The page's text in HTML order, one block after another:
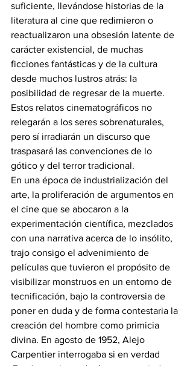
suficiente, llevándose historias de la
literatura al cine que redimieron o
reactualizaron una obsesión latente de
carácter existencial, de muchas
ficciones fantásticas y de la cultura
desde muchos lustros atrás: la
posibilidad de regresar de la muerte.
Estos relatos cinematográficos no
relegarán a los seres sobrenaturales,
pero sí irradiarán un discurso que
traspasará las convenciones de lo
gótico y del terror tradicional.
En una época de industrialización del
arte, la proliferación de argumentos en
el cine que se abocaron a la
experimentación científica, mezclados
con una narrativa acerca de lo insólito,
trajo consigo el advenimiento de
películas que tuvieron el propósito de
visibilizar monstruos en un entorno de
tecnificación, bajo la controversia de
poner en duda y de forma contestaria la
creación del hombre como primicia
divina. En agosto de 1952, Alejo
Carpentier interrogaba si en verdad